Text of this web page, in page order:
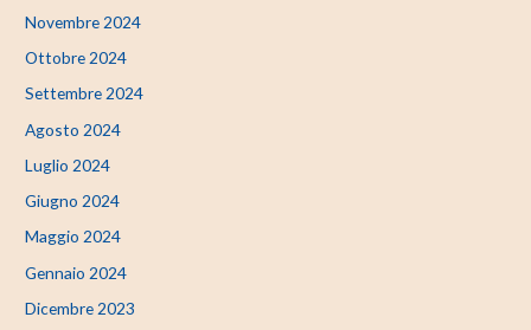
Novembre 2024
Ottobre 2024
Settembre 2024
Agosto 2024
Luglio 2024
Giugno 2024
Maggio 2024
Gennaio 2024
Dicembre 2023